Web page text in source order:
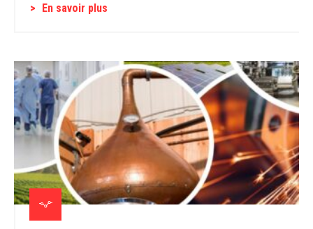
En savoir plus